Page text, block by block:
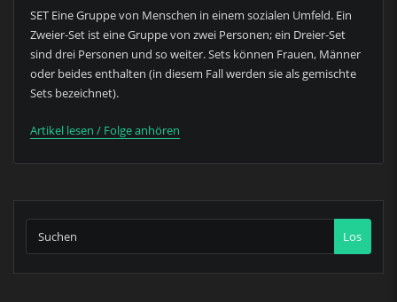
SET Eine Gruppe von Menschen in einem sozialen Umfeld. Ein
Zweier-Set ist eine Gruppe von zwei Personen; ein Dreier-Set
sind drei Personen und so weiter. Sets können Frauen, Männer
oder beides enthalten (in diesem Fall werden sie als gemischte
Sets bezeichnet).
Artikel lesen / Folge anhören
Los